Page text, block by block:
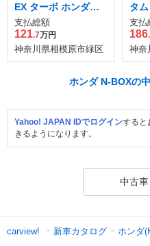
EX ターボ ホンダセ
ンシング
支払総額
121.7万円
神奈川県相模原市緑区
タ
支払
186
神奈
ホンダ N-BOXの
Yahoo! JAPAN IDでログインすると
きるようになります。
中古
carview! 新車カタログ ホンダ